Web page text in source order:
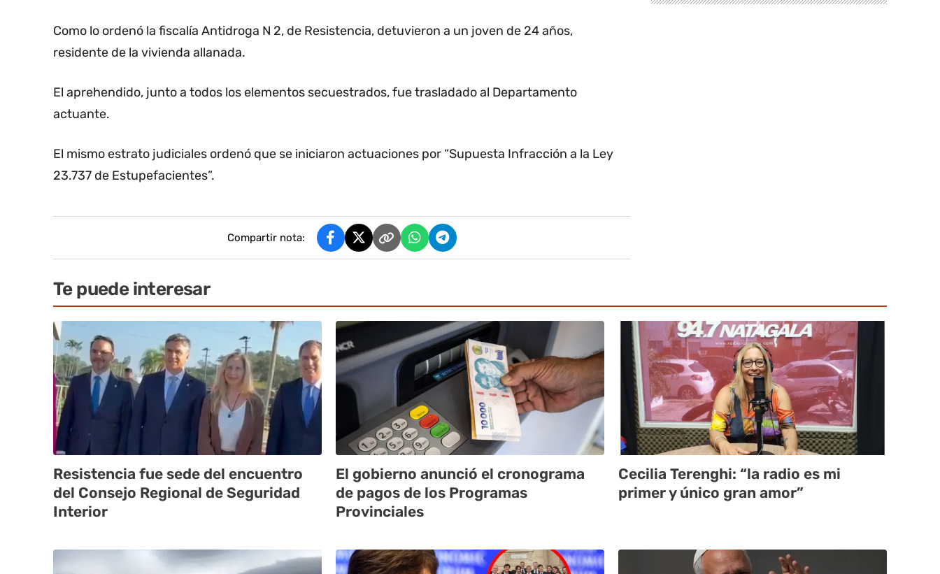
Como lo ordenó la fiscalía Antidroga N 2, de Resistencia, detuvieron a un joven de 24 años,
residente de la vivienda allanada.
El aprehendido, junto a todos los elementos secuestrados, fue trasladado al Departamento
actuante.
El mismo estrato judiciales ordenó que se iniciaron actuaciones por “Supuesta Infracción a la Ley
23.737 de Estupefacientes”.
Compartir nota:
Te puede interesar
Resistencia fue sede del encuentro
del Consejo Regional de Seguridad
Interior
El gobierno anunció el cronograma
de pagos de los Programas
Provinciales
Cecilia Terenghi: “la radio es mi
primer y único gran amor”